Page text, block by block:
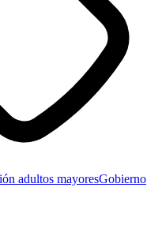
adultos mayoresGobierno